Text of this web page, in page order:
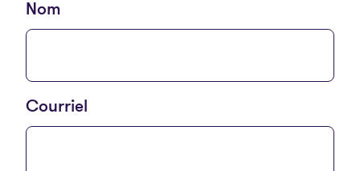
Nom
Courriel